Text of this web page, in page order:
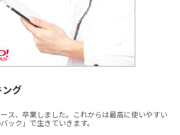
ング
ス、卒業しました。これからは最高に使いやすい
バック」で生きていきます。